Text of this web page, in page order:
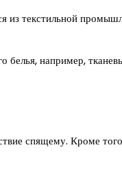
текстильной
белья, например,
спящему. Кроме